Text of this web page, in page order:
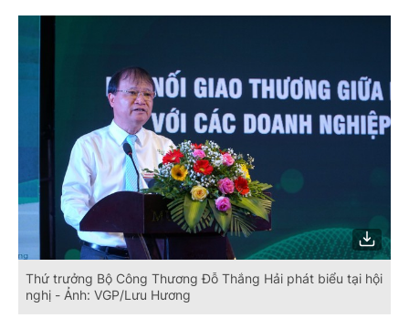
Thứ trưởng Bộ Công Thương Đỗ Thắng Hải phát biểu tại hội
nghị - Ảnh: VGP/Lưu Hương